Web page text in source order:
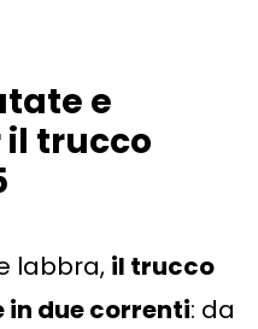
e
il trucco
labbra, il trucco
in due correnti: da